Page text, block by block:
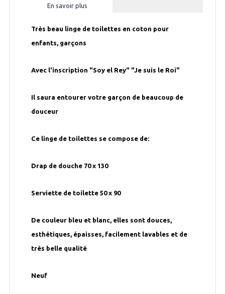
En savoir plus
Très beau linge de toilettes en coton pour
enfants, garçons
Avec l'inscription "Soy el Rey" "Je suis le Roi"
Il saura entourer votre garçon de beaucoup de
douceur
Ce linge de toilettes se compose de:
Drap de douche 70 x 130
Serviette de toilette 50 x 90
De couleur bleu et blanc, elles sont douces,
esthétiques, épaisses, facilement lavables et de
très belle qualité
Neuf